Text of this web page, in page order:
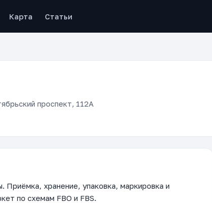
Карта Статьи
проспект, 112А
хранение, упаковка, маркировка и
по схемам FBO и FBS.